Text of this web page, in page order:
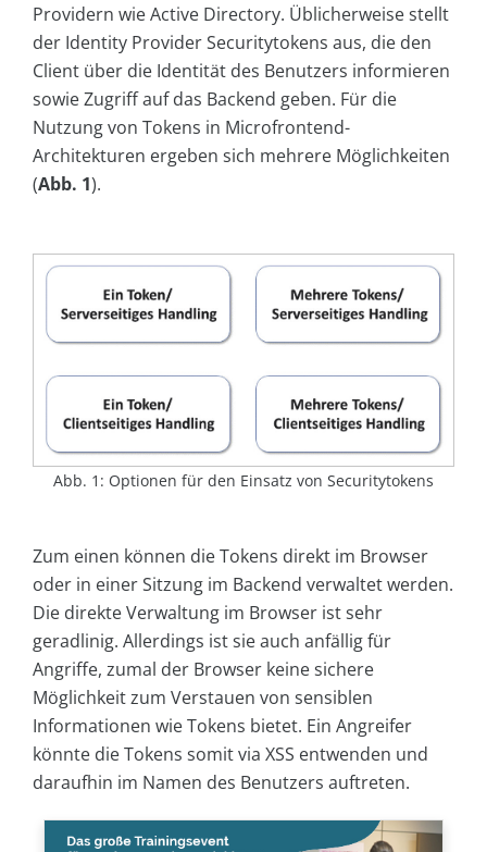
Providern wie Active Directory. Üblicherweise stellt
der Identity Provider Securitytokens aus, die den
Client über die Identität des Benutzers informieren
sowie Zugriff auf das Backend geben. Für die
Nutzung von Tokens in Microfrontend-
Architekturen ergeben sich mehrere Möglichkeiten
(Abb. 1).
Abb. 1: Optionen für den Einsatz von Securitytokens
Zum einen können die Tokens direkt im Browser
oder in einer Sitzung im Backend verwaltet werden.
Die direkte Verwaltung im Browser ist sehr
geradlinig. Allerdings ist sie auch anfällig für
Angriffe, zumal der Browser keine sichere
Möglichkeit zum Verstauen von sensiblen
Informationen wie Tokens bietet. Ein Angreifer
könnte die Tokens somit via XSS entwenden und
daraufhin im Namen des Benutzers auftreten.